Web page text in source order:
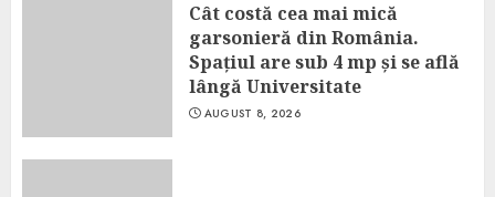
Cât costă cea mai mică
garsonieră din România.
Spațiul are sub 4 mp și se află
lângă Universitate
AUGUST 8, 2026